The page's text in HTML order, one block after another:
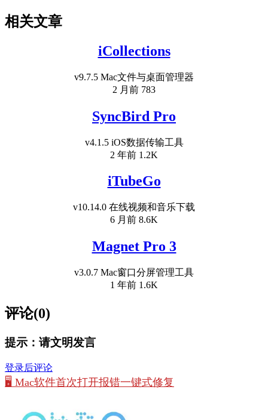
相关文章
iCollections
v9.7.5 Mac文件与桌面管理器
2 月前 783
SyncBird Pro
v4.1.5 iOS数据传输工具
2 年前 1.2K
iTubeGo
v10.14.0 在线视频和音乐下载
6 月前 8.6K
Magnet Pro 3
v3.0.7 Mac窗口分屏管理工具
1 年前 1.6K
评论(0)
提示：请文明发言
登录后评论
🖥️ Mac软件首次打开报错一键式修复